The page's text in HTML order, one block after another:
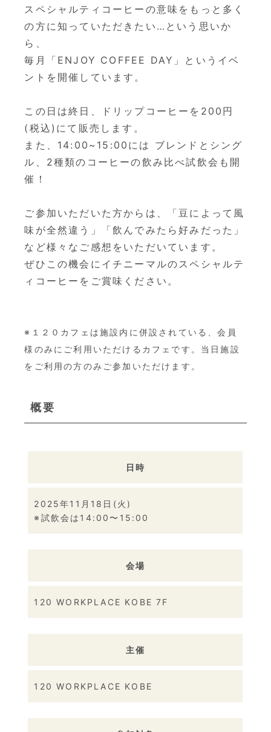
スペシャルティコーヒーの意味をもっと多く
の方に知っていただきたい…という思いか
ら、
毎月「ENJOY COFFEE DAY」というイベ
ントを開催しています。
この日は終日、ドリップコーヒーを200円
(税込)にて販売します。
また、14:00~15:00には ブレンドとシング
ル、2種類のコーヒーの飲み比べ試飲会も開
催！
ご参加いただいた方からは、「豆によって風
味が全然違う」「飲んでみたら好みだった」
など様々なご感想をいただいています。
ぜひこの機会にイチニーマルのスペシャルテ
ィコーヒーをご賞味ください。
※１２０カフェは施設内に併設されている、会員
様のみにご利用いただけるカフェです。当日施設
をご利用の方のみご参加いただけます。
概要
日時
2025年11月18日(火)
※試飲会は14:00〜15:00
会場
120 WORKPLACE KOBE 7F
主催
120 WORKPLACE KOBE